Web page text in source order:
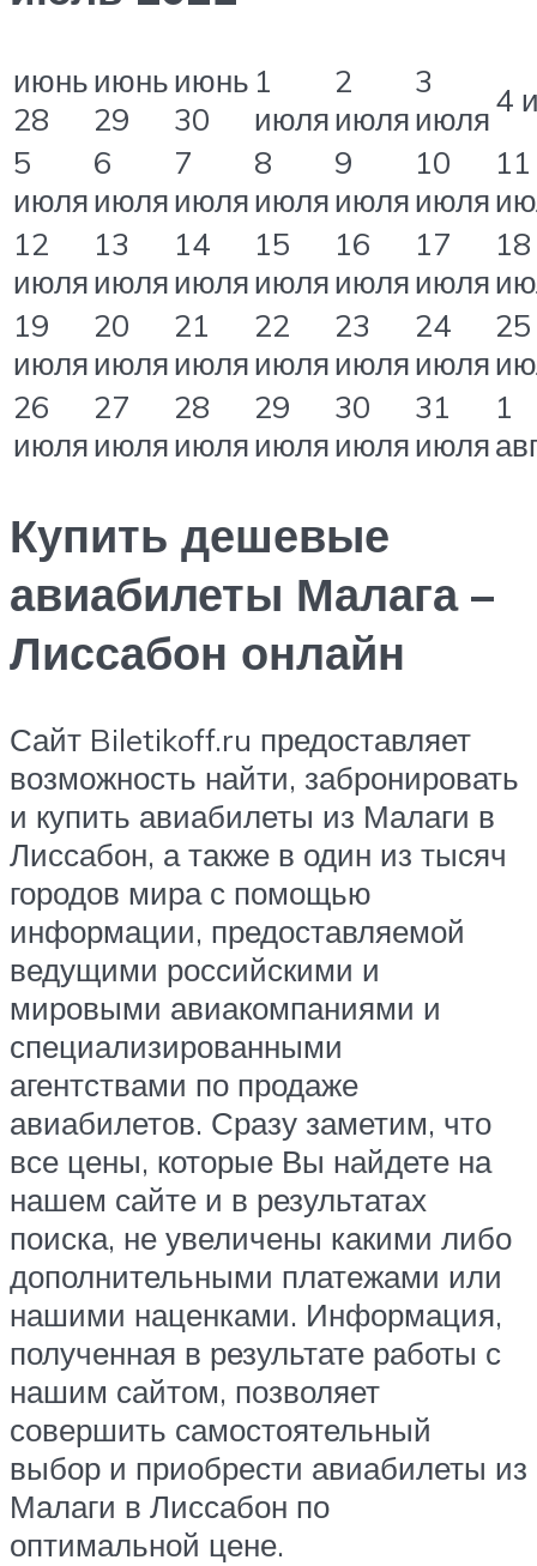
июнь
28
июнь
29
июнь
30
1
июля
2
июля
3
июля4
5
июля
6
июля
7
июля
8
июля
9
июля
10
июля
11
12
июля
13
июля
14
июля
15
июля
16
июля
17
июля
18
19
июля
20
июля
21
июля
22
июля
23
июля
24
июля
25
26
июля
27
июля
28
июля
29
июля
30
июля
31
июля
1
Купить дешевые
авиабилеты Малага –
Лиссабон онлайн
Сайт Biletikoff.ru предоставляет
возможность найти, забронировать
и купить авиабилеты из Малаги в
Лиссабон, а также в один из тысяч
городов мира с помощью
информации, предоставляемой
ведущими российскими и
мировыми авиакомпаниями и
специализированными
агентствами по продаже
авиабилетов. Сразу заметим, что
все цены, которые Вы найдете на
нашем сайте и в результатах
поиска, не увеличены какими либо
дополнительными платежами или
нашими наценками. Информация,
полученная в результате работы с
нашим сайтом, позволяет
совершить самостоятельный
выбор и приобрести авиабилеты из
Малаги в Лиссабон по
оптимальной цене.